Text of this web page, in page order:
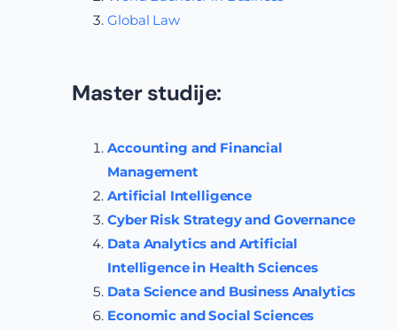
Global Law
Master studije:
Accounting and Financial
Management
Artificial Intelligence
Cyber Risk Strategy and Governance
Data Analytics and Artificial
Intelligence in Health Sciences
Data Science and Business Analytics
Economic and Social Sciences